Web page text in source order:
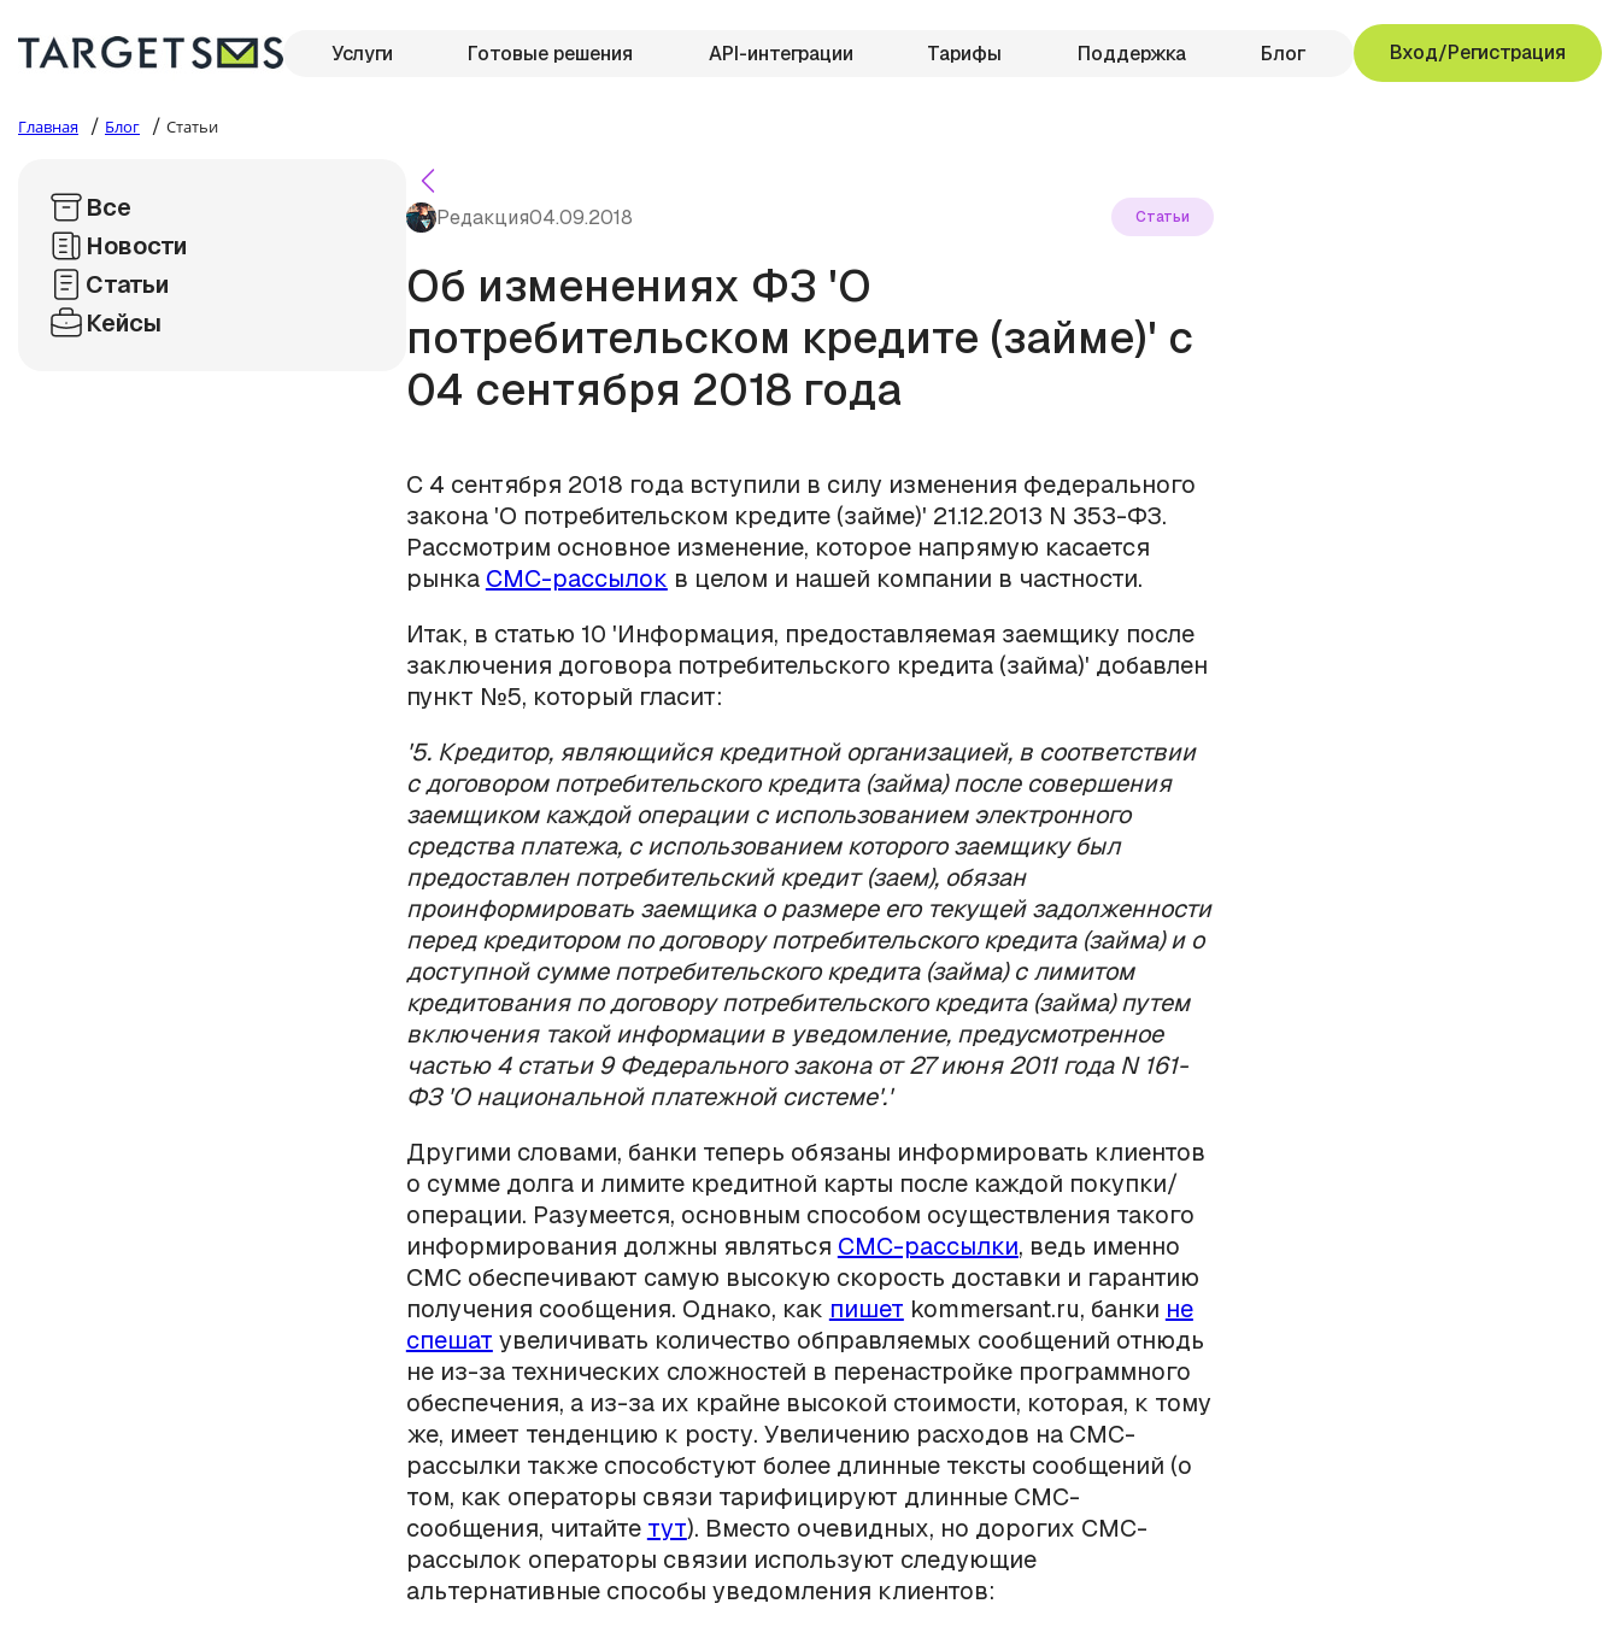
Услуги Готовые решения API-интеграции Тарифы Поддержка Блог Вход/Регистрация
Главная / Блог / Статьи
Все
Новости
Статьи
Кейсы
Редакция04.09.2018 Статьи
Об изменениях ФЗ 'О
потребительском кредите (займе)' с
04 сентября 2018 года
С 4 сентября 2018 года вступили в силу изменения федерального
закона 'О потребительском кредите (займе)' 21.12.2013 N 353-ФЗ.
Рассмотрим основное изменение, которое напрямую касается
рынка СМС-рассылок в целом и нашей компании в частности.
Итак, в статью 10 'Информация, предоставляемая заемщику после
заключения договора потребительского кредита (займа)' добавлен
пункт №5, который гласит:
'5. Кредитор, являющийся кредитной организацией, в соответствии
с договором потребительского кредита (займа) после совершения
заемщиком каждой операции с использованием электронного
средства платежа, с использованием которого заемщику был
предоставлен потребительский кредит (заем), обязан
проинформировать заемщика о размере его текущей задолженности
перед кредитором по договору потребительского кредита (займа) и о
доступной сумме потребительского кредита (займа) с лимитом
кредитования по договору потребительского кредита (займа) путем
включения такой информации в уведомление, предусмотренное
частью 4 статьи 9 Федерального закона от 27 июня 2011 года N 161-
ФЗ 'О национальной платежной системе'.'
Другими словами, банки теперь обязаны информировать клиентов
о сумме долга и лимите кредитной карты после каждой покупки/
операции. Разумеется, основным способом осуществления такого
информирования должны являться СМС-рассылки, ведь именно
СМС обеспечивают самую высокую скорость доставки и гарантию
получения сообщения. Однако, как пишет kommersant.ru, банки не
спешат увеличивать количество обправляемых сообщений отнюдь
не из-за технических сложностей в перенастройке программного
обеспечения, а из-за их крайне высокой стоимости, которая, к тому
же, имеет тенденцию к росту. Увеличению расходов на СМС-
рассылки также способстуют более длинные тексты сообщений (о
том, как операторы связи тарифицируют длинные СМС-
сообщения, читайте тут). Вместо очевидных, но дорогих СМС-
рассылок операторы связии используют следующие
альтернативные способы уведомления клиентов: